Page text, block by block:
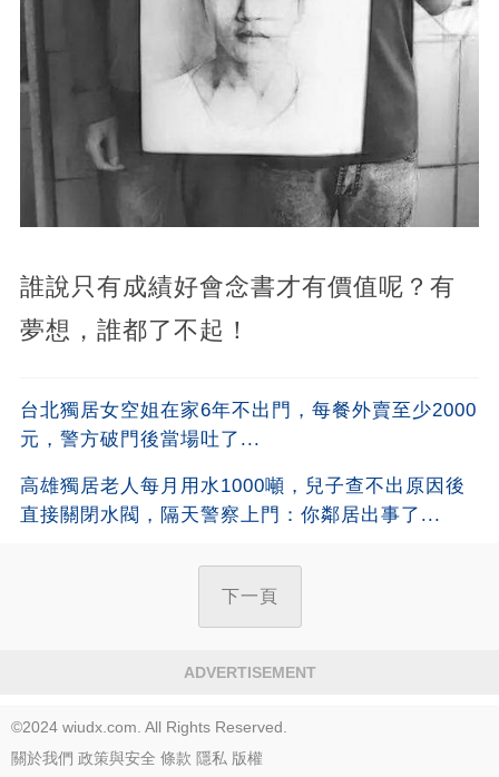
誰說只有成績好會念書才有價值呢？有
夢想，誰都了不起！
台北獨居女空姐在家6年不出門，每餐外賣至少2000
元，警方破門後當場吐了...
高雄獨居老人每月用水1000噸，兒子查不出原因後
直接關閉水閥，隔天警察上門：你鄰居出事了...
下一頁
ADVERTISEMENT
©2024 wiudx.com. All Rights Reserved.
關於我們 政策與安全 條款 隱私 版權